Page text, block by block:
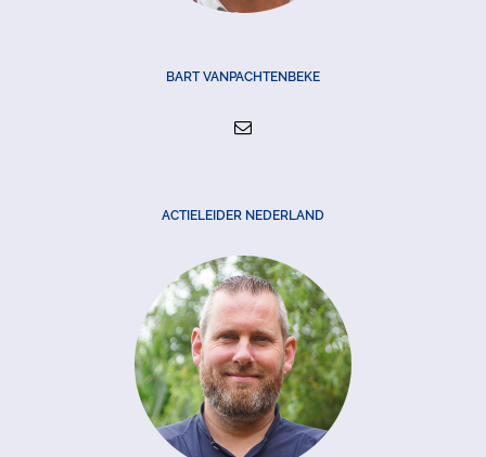
BART VANPACHTENBEKE
ACTIELEIDER NEDERLAND